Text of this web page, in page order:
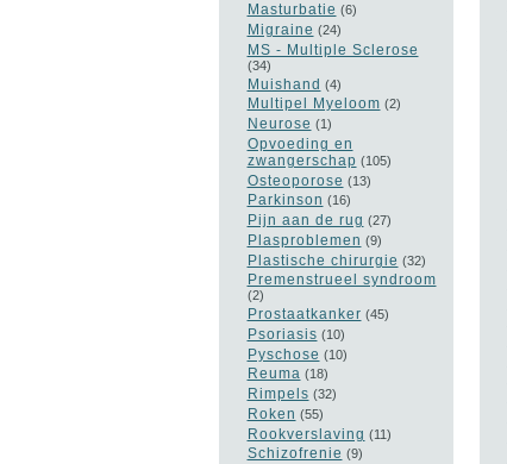
Masturbatie (6)
Migraine (24)
MS - Multiple Sclerose
(34)
Muishand (4)
Multipel Myeloom (2)
Neurose (1)
Opvoeding en
zwangerschap (105)
Osteoporose (13)
Parkinson (16)
Pijn aan de rug (27)
Plasproblemen (9)
Plastische chirurgie (32)
Premenstrueel syndroom
(2)
Prostaatkanker (45)
Psoriasis (10)
Pyschose (10)
Reuma (18)
Rimpels (32)
Roken (55)
Rookverslaving (11)
Schizofrenie (9)